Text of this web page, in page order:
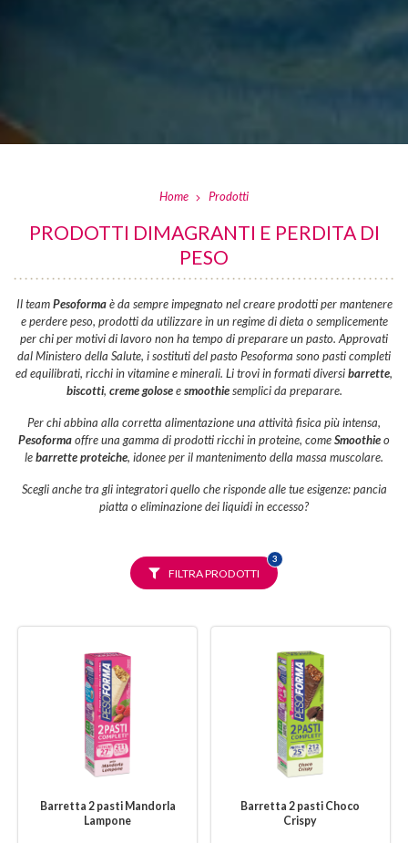
Home Prodotti
PRODOTTI DIMAGRANTI E PERDITA DI
PESO
Il teamPesoformaè da sempre impegnato nel creare prodotti per mantenere
e perdere peso, prodotti da utilizzare in un regime di dieta o semplicemente
per chi per motivi di lavoro non ha tempo di preparare un pasto. Approvati
dal Ministero della Salute, i sostituti del pasto Pesoforma sono pasti completi
ed equilibrati, ricchi in vitamine e minerali. Li trovi in formati diversibarrette,
biscotti, creme goloseesmoothiesemplici da preparare.
Per chi abbina alla corretta alimentazione una attività fisica più intensa,
Pesoformaoffre una gamma di prodotti ricchi in proteine, comeSmoothieo
lebarrette proteiche, idonee per il mantenimento della massa muscolare.
Scegli anche tra gli integratori quello che risponde alle tue esigenze: pancia
piatta o eliminazione dei liquidi in eccesso?
FILTRA PRODOTTI
3FILTRI
SELEZIONATI
Barretta 2 pasti Mandorla
Lampone
Barretta 2 pasti Choco
Crispy